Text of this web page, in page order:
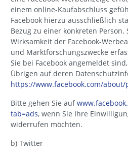
einem online-Kaufabschluss
Facebook hierzu ausschließlich
Bezug zu einer konkreten Person.
Wirksamkeit der Facebook-
und Marktforschungszwecke
Sie bei Facebook angemeldet
Übrigen auf deren
https://www.facebook.com/about/
Bitte gehen Sie auf
tab=ads, wenn Sie Ihre
widerrufen möchten.
b) Twitter